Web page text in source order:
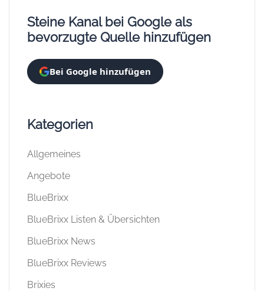
Steine Kanal bei Google als
bevorzugte Quelle hinzufügen
Bei Google hinzufügen
Kategorien
Allgemeines
Angebote
BlueBrixx
BlueBrixx Listen & Übersichten
BlueBrixx News
BlueBrixx Reviews
Brixies